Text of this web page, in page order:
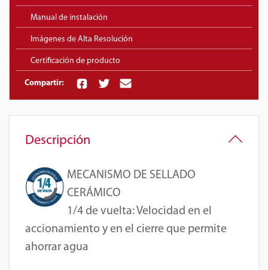
Manual de instalación
Imágenes de Alta Resolución
Certificación de producto
Compartir:
Descripción
MECANISMO DE SELLADO
CERÁMICO
1/4 de vuelta: Velocidad en el
accionamiento y en el cierre que permite
ahorrar agua